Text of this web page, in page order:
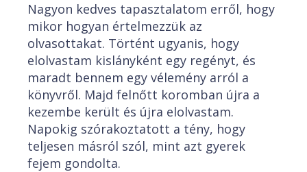
Nagyon kedves tapasztalatom erről, hogy
mikor hogyan értelmezzük az
olvasottakat. Történt ugyanis, hogy
elolvastam kislányként egy regényt, és
maradt bennem egy vélemény arról a
könyvről. Majd felnőtt koromban újra a
kezembe került és újra elolvastam.
Napokig szórakoztatott a tény, hogy
teljesen másról szól, mint azt gyerek
fejem gondolta.